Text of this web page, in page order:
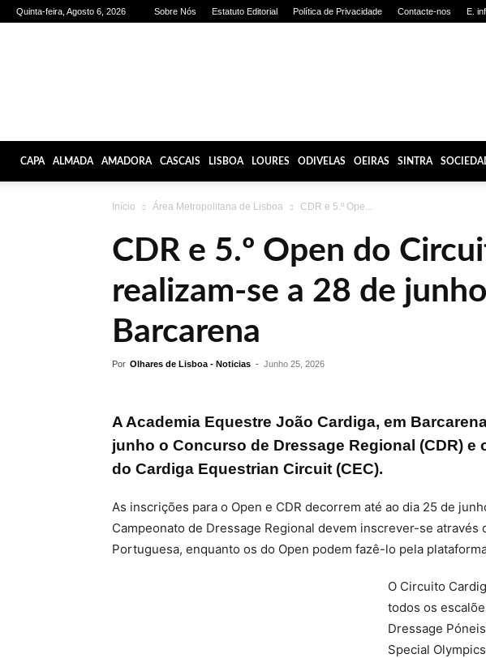
Quinta-feira, Agosto 6, 2026 Sobre Nós Estatuto Editorial Política de Privacidade Contacte-nos E.
CAPA ALMADA AMADORA CASCAIS LISBOA LOURES ODIVELAS OEIRAS SINTRA
Início Área Metropolitana de Lisboa CDR e 5.º Ope...
CDR e 5.º Open do
realizam-se a 28 de
Barcarena
Por Olhares de Lisboa - Noticias - Junho 25, 2026
A Academia Equestre João Cardiga, em
junho o Concurso de Dressage Regional (CDR) e
do Cardiga Equestrian Circuit (CEC).
As inscrições para o Open e CDR decorrem até ao dia 25 de
Campeonato de Dressage Regional devem inscrever-se através
Portuguesa, enquanto os do Open podem fazê-lo pela
O Circuito
todos os
Dressage
Special